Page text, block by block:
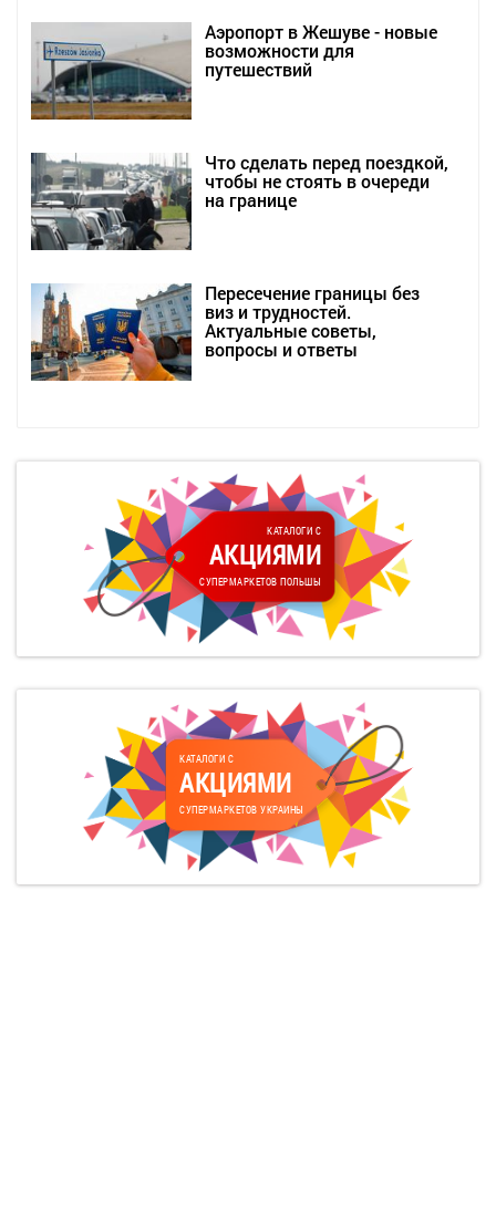
Аэропорт в Жешуве - новые
возможности для
путешествий
Что сделать перед поездкой,
чтобы не стоять в очереди
на границе
Пересечение границы без
виз и трудностей.
Актуальные советы,
вопросы и ответы
КАТАЛОГИ С
АКЦИЯМИ
СУПЕРМАРКЕТОВ ПОЛЬШЫ
КАТАЛОГИ С
АКЦИЯМИ
СУПЕРМАРКЕТОВ УКРАИНЫ